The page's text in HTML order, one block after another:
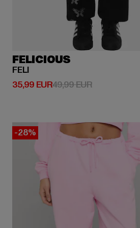
FELICIOUS
FELI
35,99 EUR
Derzeitiger Preis: 35,99 EUR
49,99 EURAktionspreis:
-28%